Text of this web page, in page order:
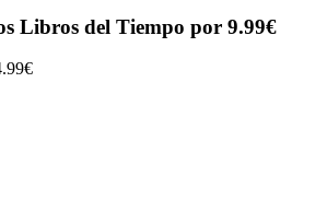
Libros del Tiempo por 9.99€